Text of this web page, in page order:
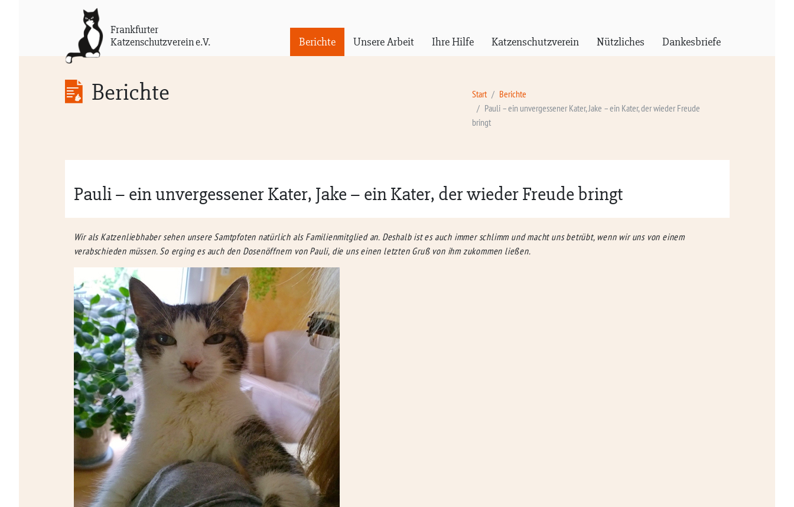
Frankfurter
Katzenschutzverein e.V.
Berichte Unsere Arbeit Ihre Hilfe Katzenschutzverein Nützliches Dankesbriefe
Berichte Start
Berichte
Pauli – ein unvergessener Kater, Jake – ein Kater, der wieder Freude
bringt
Pauli – ein unvergessener Kater, Jake – ein Kater, der wieder Freude bringt
Wir als Katzenliebhaber sehen unsere Samtpfoten natürlich als Familienmitglied an. Deshalb ist es auch immer schlimm und macht uns betrübt, wenn wir uns von einem
verabschieden müssen. So erging es auch den Dosenöffnern von Pauli, die uns einen letzten Gruß von ihm zukommen ließen.